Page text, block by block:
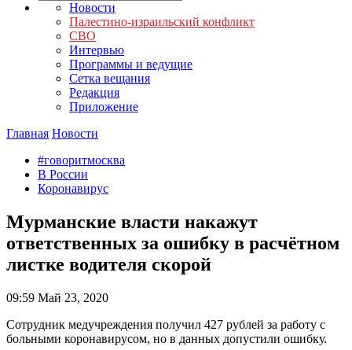
Новости
Палестино-израильский конфликт
СВО
Интервью
Программы и ведущие
Сетка вещания
Редакция
Приложение
Главная Новости
#говоритмосква
В России
Коронавирус
Мурманские власти накажут
ответственных за ошибку в расчётном
листке водителя скорой
09:59 Май 23, 2020
Сотрудник медучреждения получил 427 рублей за работу с
больными коронавирусом, но в данных допустили ошибку.